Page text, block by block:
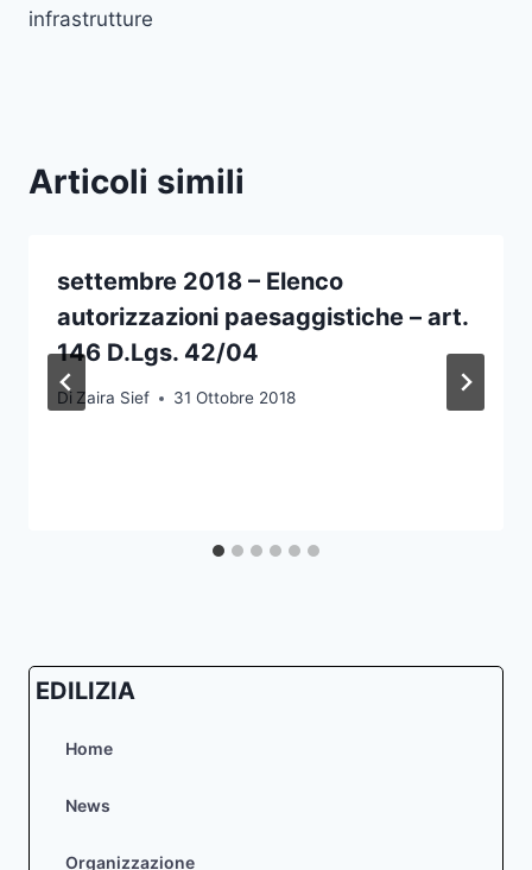
infrastrutture
Articoli simili
settembre 2018 – Elenco
autorizzazioni paesaggistiche – art.
146 D.Lgs. 42/04
Di Zaira Sief 31 Ottobre 2018
EDILIZIA
Home
News
Organizzazione